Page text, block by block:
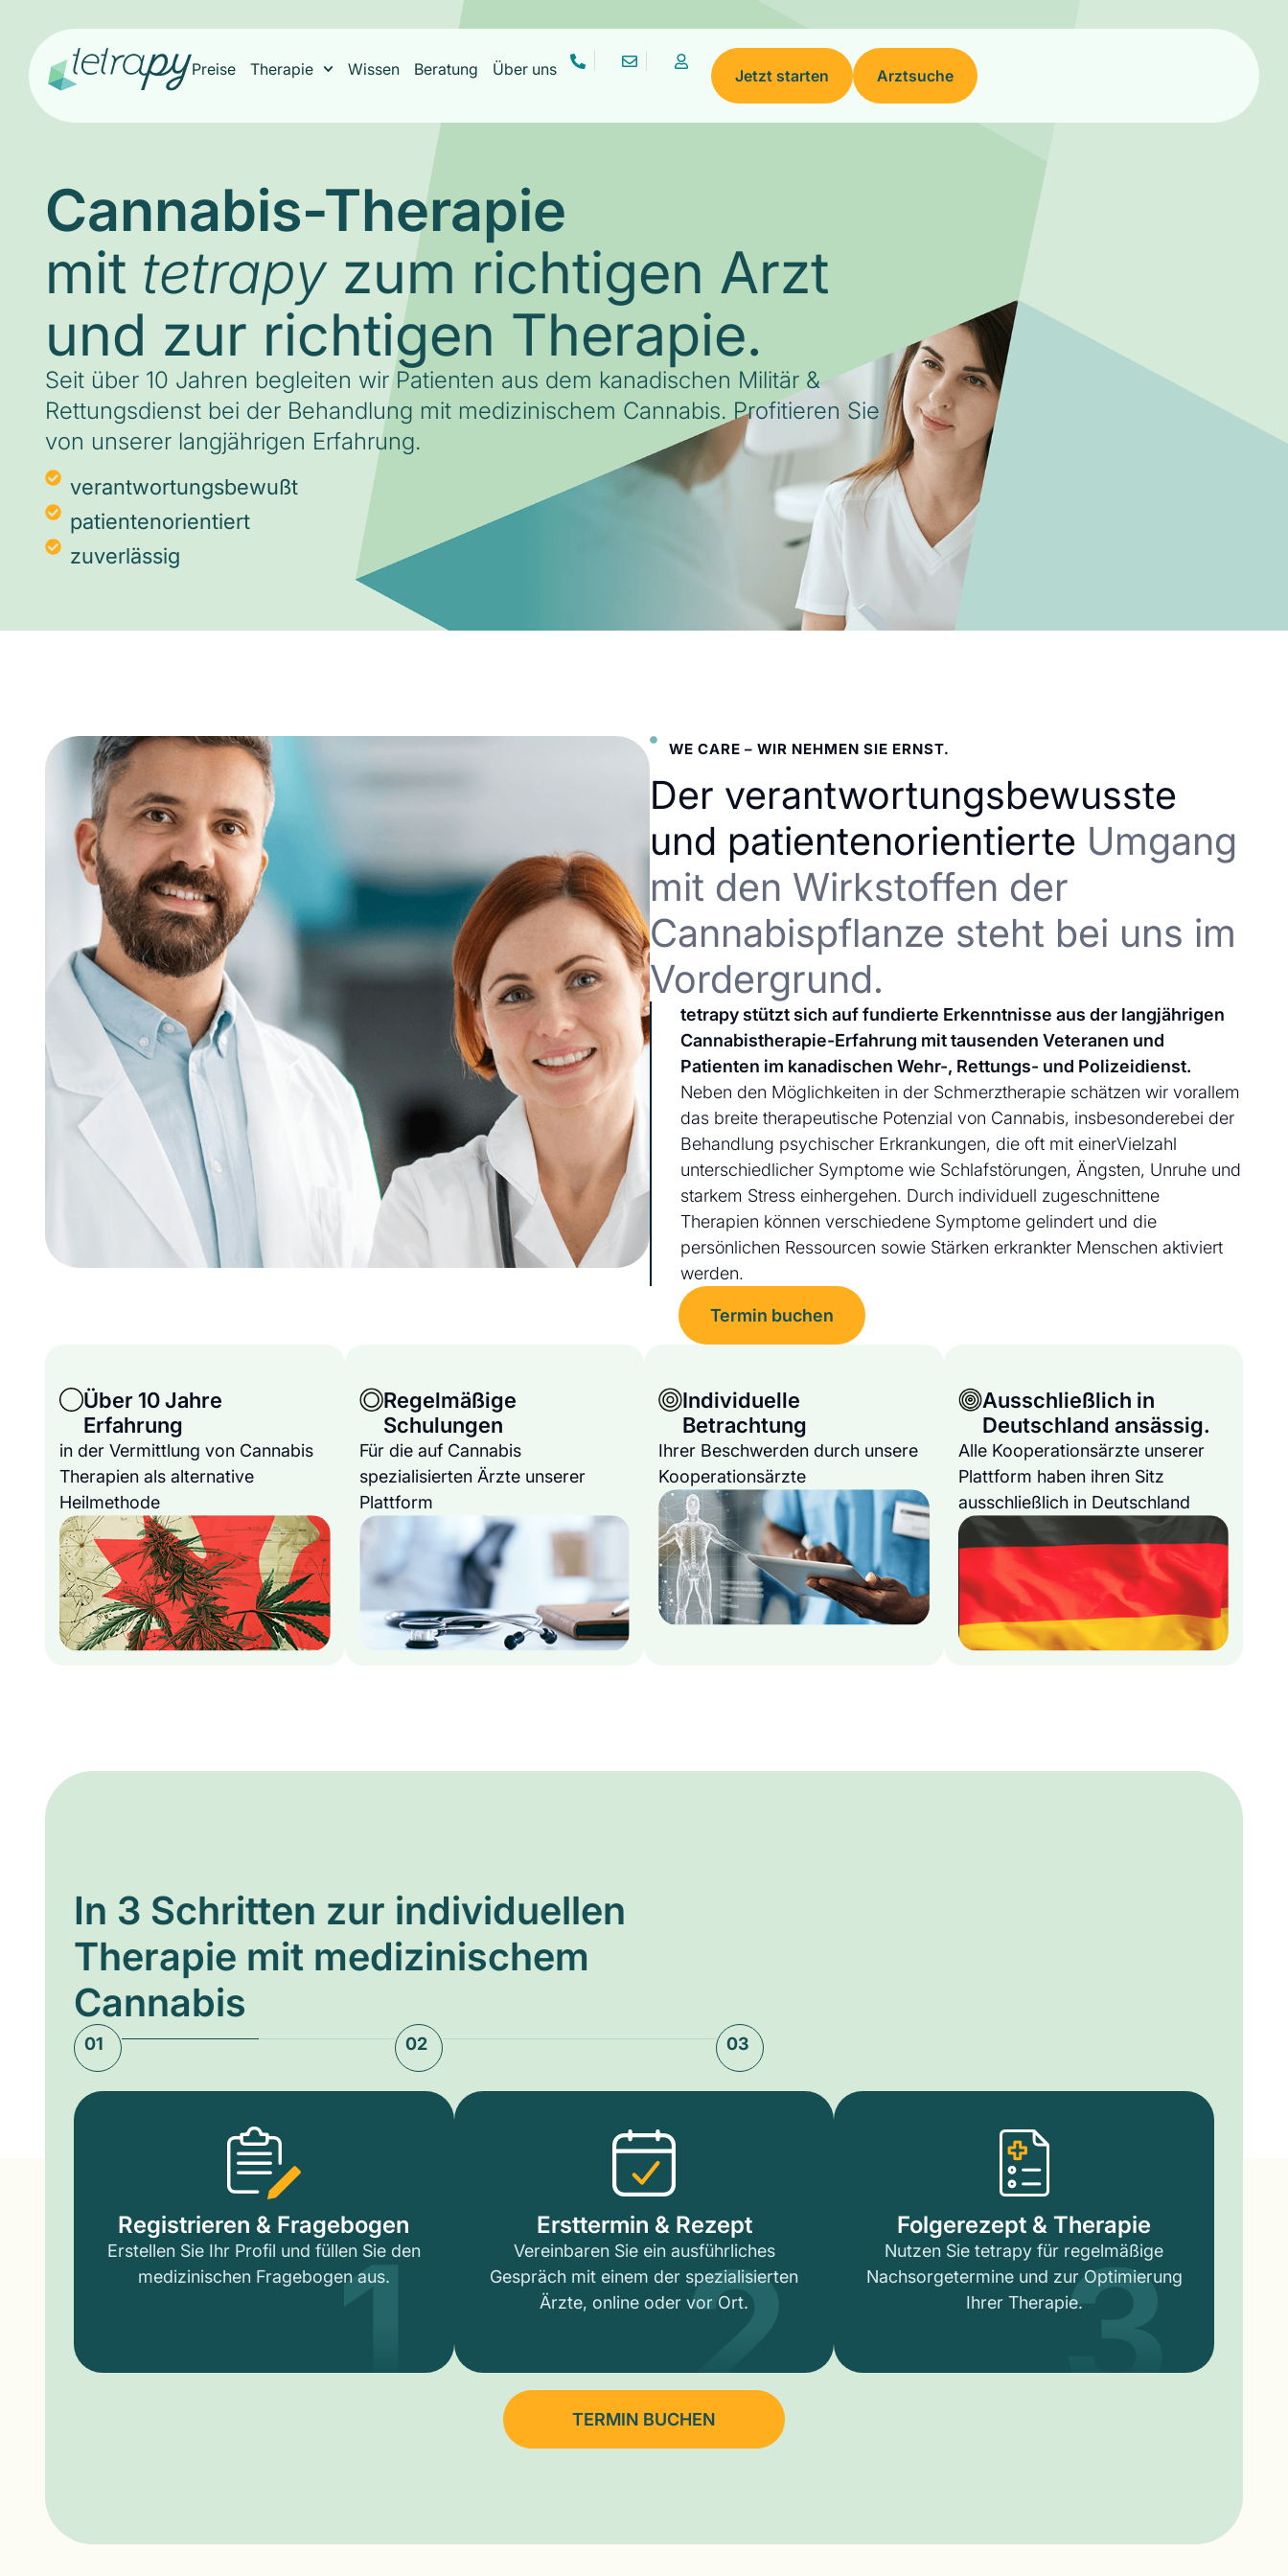
Preise Therapie Wissen Beratung Über uns Jetzt starten Arztsuche
Cannabis-Therapie
mit tetrapyzum richtigen Arzt
und zur richtigen Therapie.
Seit über 10 Jahren begleiten wir Patienten aus dem kanadischen Militär &
Rettungsdienst bei der Behandlung mit medizinischem Cannabis. Profitieren Sie
von unserer langjährigen Erfahrung.
verantwortungsbewußt
patientenorientiert
zuverlässig
WE CARE – WIR NEHMEN SIE ERNST.
Der verantwortungsbewusste
und patientenorientierte Umgang
mit den Wirkstoffen der
Cannabispflanze steht bei uns im
Vordergrund.
tetrapy stützt sich auf fundierte Erkenntnisse aus der langjährigen
Cannabistherapie-Erfahrung mit tausenden Veteranen und
Patienten im kanadischen Wehr-, Rettungs- und Polizeidienst.
Neben den Möglichkeiten in der Schmerztherapie schätzen wir vorallem
das breite therapeutische Potenzial von Cannabis, insbesonderebei der
Behandlung psychischer Erkrankungen, die oft mit einerVielzahl
unterschiedlicher Symptome wie Schlafstörungen, Ängsten, Unruhe und
starkem Stress einhergehen. Durch individuell zugeschnittene
Therapien können verschiedene Symptome gelindert und die
persönlichen Ressourcen sowie Stärken erkrankter Menschen aktiviert
werden.
Termin buchen
Über 10 Jahre
Erfahrung
in der Vermittlung von Cannabis
Therapien als alternative
Heilmethode
Regelmäßige
Schulungen
Für die auf Cannabis
spezialisierten Ärzte unserer
Plattform
Individuelle
Betrachtung
Ihrer Beschwerden durch unsere
Kooperationsärzte
Ausschließlich in
Deutschland ansässig.
Alle Kooperationsärzte unserer
Plattform haben ihren Sitz
ausschließlich in Deutschland
In 3 Schritten zur individuellen
Therapie mit medizinischem
Cannabis
01 02 03
Registrieren & Fragebogen
Erstellen Sie Ihr Profil und füllen Sie den
medizinischen Fragebogen aus.
1 Ersttermin & Rezept
Vereinbaren Sie ein ausführliches
Gespräch mit einem der spezialisierten
Ärzte, online oder vor Ort.
2 Folgerezept & Therapie
Nutzen Sie tetrapy für regelmäßige
Nachsorgetermine und zur Optimierung
Ihrer Therapie.3
TERMIN BUCHEN